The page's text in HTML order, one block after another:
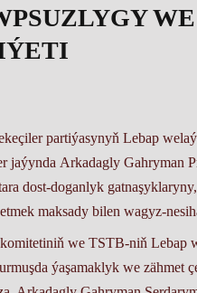
partiýasynyň Lebap
jaýynda Arkadagly Gahryman
dost-doganlyk
maksady bilen wagyz-
we TSTB-niň Lebap
ýaşamaklyk we